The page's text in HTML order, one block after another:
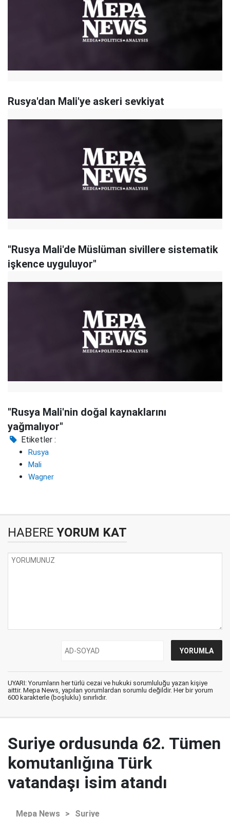
Rusya'dan Mali'ye askeri sevkiyat
"Rusya Mali'de Müslüman sivillere sistematik
işkence uyguluyor"
"Rusya Mali'nin doğal kaynaklarını
yağmalıyor"
Etiketler :
Rusya
Mali
Wagner
HABERE YORUM KAT
UYARI: Yorumların her türlü cezai ve hukuki sorumluluğu yazan kişiye
aittir. Mepa News, yapılan yorumlardan sorumlu değildir. Her bir yorum
600 karakterle (boşluklu) sınırlıdır.
Suriye ordusunda 62. Tümen
komutanlığına Türk
vatandaşı isim atandı
Mepa News > Suriye